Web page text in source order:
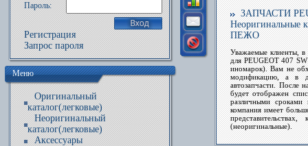
Пароль:
Регистрация
Запрос пароля
Меню
Оригинальный
каталог(легковые)
Неоригинальный
каталог(легковые)
Аксессуары
ЗАПЧАСТИ
Неоригинальные
ПЕЖО
Уважаемые клиенты, в
для PEUGEOT 407
иномарок). Вам не
модификацию, а в
автозапчасти. После
будет отображен
различными
компания имеет
(неоригинальные).